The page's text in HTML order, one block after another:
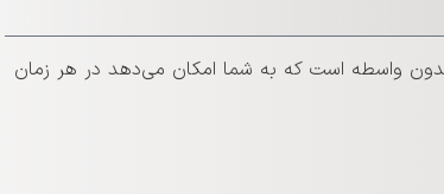
واسطه است که به شما امکان می‌دهد در هر زمان